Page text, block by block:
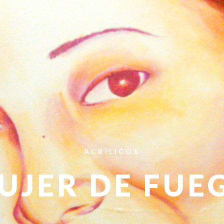
ACRÍLICOS
DE